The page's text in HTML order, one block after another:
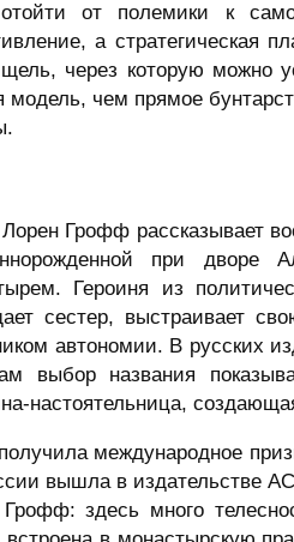
от полемики к
а стратегическая
через которую можно
модель, чем прямое
Грофф рассказывает
при дворе
Героиня из
сестер, выстраивает
автономии. В русских
выбор названия
настоятельница,
международное
вышла в издательстве
здесь много